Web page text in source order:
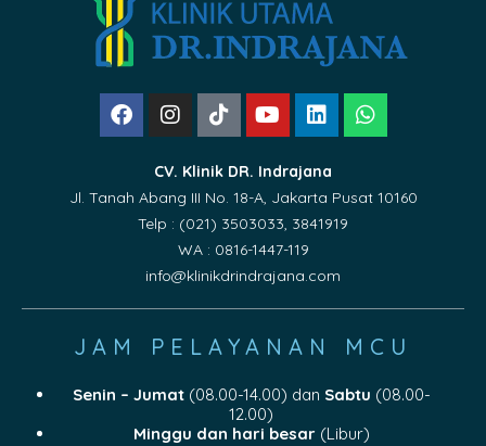
CV. Klinik DR. Indrajana
Jl. Tanah Abang III No. 18-A, Jakarta Pusat 10160
Telp : (021) 3503033, 3841919
WA : 0816-1447-119
info@klinikdrindrajana.com
JAM PELAYANAN MCU
Senin – Jumat(08.00-14.00) dan Sabtu (08.00-
12.00)
Minggu dan hari besar(Libur)